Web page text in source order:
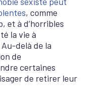
, comme
et à d’horribles
la vie à
delà de la
de
certaines
de retirer leur